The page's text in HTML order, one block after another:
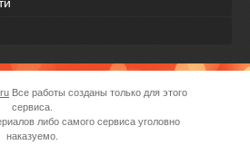
Все работы созданы только для этого
сервиса.
либо самого сервиса уголовно
наказуемо.